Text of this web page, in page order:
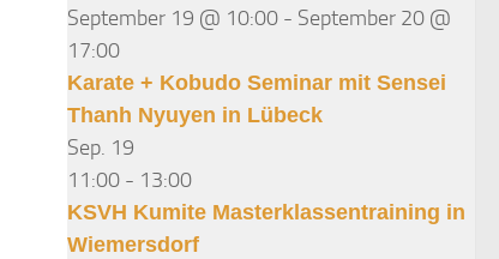
September 19 @ 10:00 - September 20 @
17:00
Karate + Kobudo Seminar mit Sensei
Thanh Nyuyen in Lübeck
Sep. 19
11:00 - 13:00
KSVH Kumite Masterklassentraining in
Wiemersdorf